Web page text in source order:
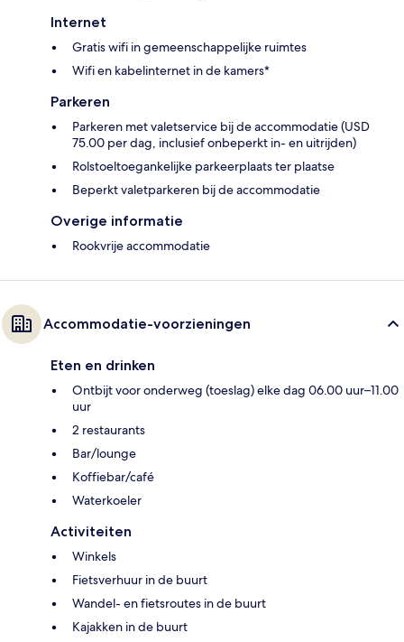
Internet
Gratis wifi in gemeenschappelijke ruimtes
Wifi en kabelinternet in de kamers*
Parkeren
Parkeren met valetservice bij de accommodatie (USD
75.00 per dag, inclusief onbeperkt in- en uitrijden)
Rolstoeltoegankelijke parkeerplaats ter plaatse
Beperkt valetparkeren bij de accommodatie
Overige informatie
Rookvrije accommodatie
Accommodatie-voorzieningen
Eten en drinken
Ontbijt voor onderweg (toeslag) elke dag 06.00 uur–11.00
uur
2 restaurants
Bar/lounge
Koffiebar/café
Waterkoeler
Activiteiten
Winkels
Fietsverhuur in de buurt
Wandel- en fietsroutes in de buurt
Kajakken in de buurt